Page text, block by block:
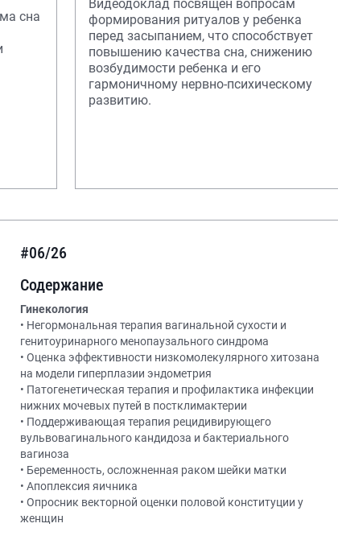
сна
Видеодоклад посвящен вопросам
формирования ритуалов у ребенка
перед засыпанием, что способствует
повышению качества сна, снижению
возбудимости ребенка и его
гармоничному нервно-психическому
развитию.
#06/26
Содержание
Гинекология
• Негормональная терапия вагинальной сухости и
генитоуринарного менопаузального синдрома
• Оценка эффективности низкомолекулярного хитозана
на модели гиперплазии эндометрия
• Патогенетическая терапия и профилактика инфекции
нижних мочевых путей в постклимактерии
• Поддерживающая терапия рецидивирующего
вульвовагинального кандидоза и бактериального
вагиноза
• Беременность, осложненная раком шейки матки
• Апоплексия яичника
• Опросник векторной оценки половой конституции у
женщин